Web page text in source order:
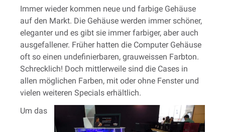
Immer wieder kommen neue und farbige Gehäuse
auf den Markt. Die Gehäuse werden immer schöner,
eleganter und es gibt sie immer farbiger, aber auch
ausgefallener. Früher hatten die Computer Gehäuse
oft so einen undefinierbaren, grauweissen Farbton.
Schrecklich! Doch mittlerweile sind die Cases in
allen möglichen Farben, mit oder ohne Fenster und
vielen weiteren Specials erhältlich.
Um das